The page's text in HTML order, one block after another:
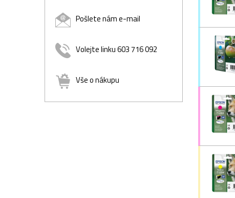
Pošlete nám e-mail
Volejte linku 603 716 092
Vše o nákupu